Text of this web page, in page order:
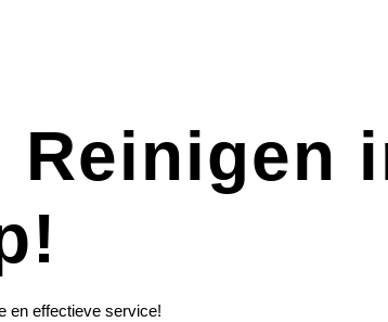
Reinigen
en effectieve service!